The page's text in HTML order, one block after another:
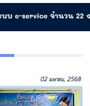
02 เมษายน, 2568